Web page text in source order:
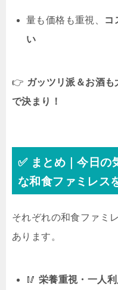
量も価格も重視、
コ
い
👉 ガッツリ派＆お酒も
で決まり！
✅ まとめ｜今日の
な和食ファミレス
それぞれの和食ファミ
あります。
🥢 栄養重視・一人